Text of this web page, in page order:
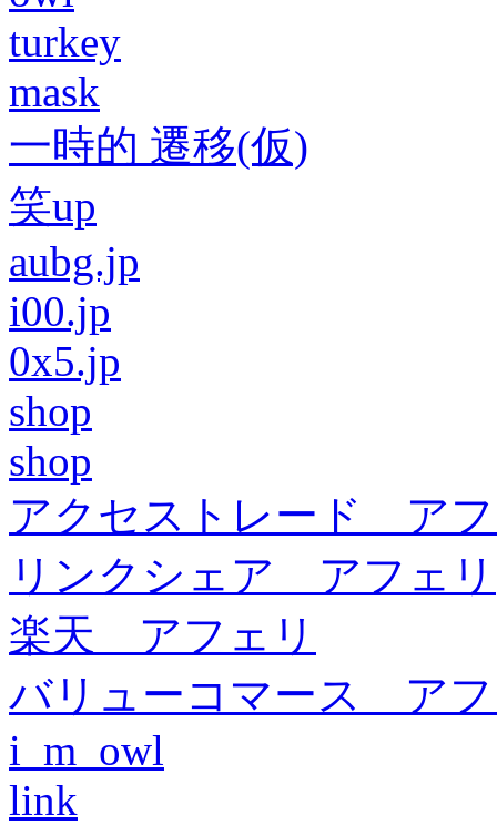
turkey
mask
一時的 遷移(仮)
笑up
aubg.jp
i00.jp
0x5.jp
shop
shop
アクセストレード ア
リンクシェア アフェリ
楽天 アフェリ
バリューコマース ア
i_m_owl
link